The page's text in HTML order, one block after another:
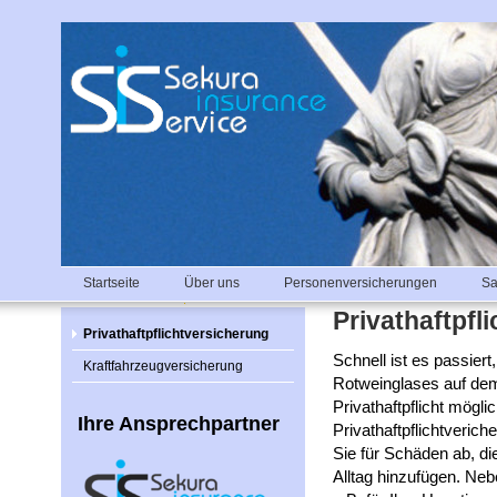
Startseite Über uns Personenversicherungen
Privathaftpflichtversicherung
Kraftfahrzeugversicherung
Ihre Ansprechpartner
Schnell ist es
Rotweinglases auf
Privathaftpflicht
Sie für Schäden ab,
Alltag hinzufügen.